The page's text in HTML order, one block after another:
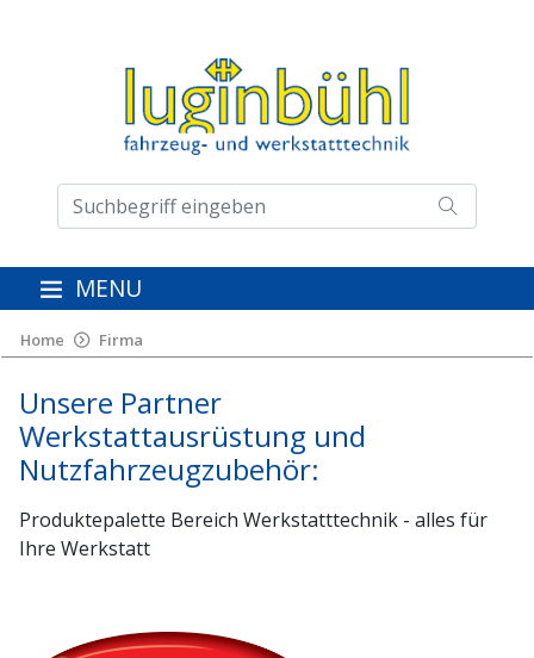
MENU
Home Firma
Unsere Partner
Werkstattausrüstung und
Nutzfahrzeugzubehör:
Produktepalette Bereich Werkstatttechnik - alles für
Ihre Werkstatt